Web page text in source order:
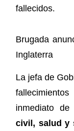
fallecidos.
Brugada
Inglaterra
La jefa de
inmediato de
civil, salud y